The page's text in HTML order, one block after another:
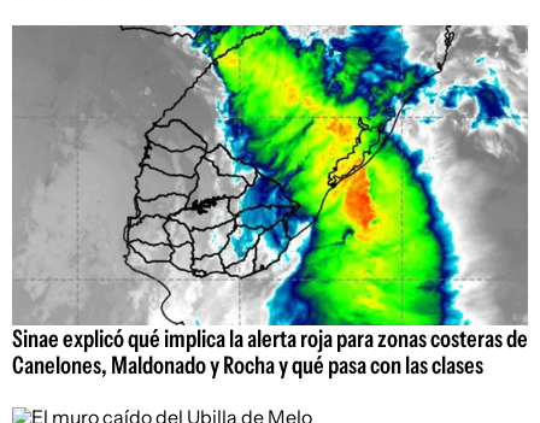
Sinae explicó qué implica la alerta roja para zonas costeras de
Canelones, Maldonado y Rocha y qué pasa con las clases